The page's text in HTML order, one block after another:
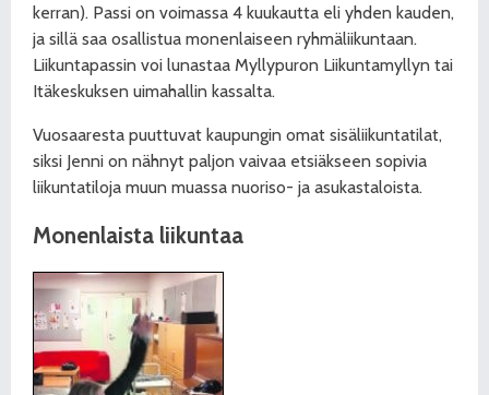
kerran). Passi on voimassa 4 kuukautta eli yhden kauden,
ja sillä saa osallistua monenlaiseen ryhmäliikuntaan.
Liikuntapassin voi lunastaa Myllypuron Liikuntamyllyn tai
Itäkeskuksen uimahallin kassalta.
Vuosaaresta puuttuvat kaupungin omat sisäliikuntatilat,
siksi Jenni on nähnyt paljon vaivaa etsiäkseen sopivia
liikuntatiloja muun muassa nuoriso- ja asukastaloista.
Monenlaista liikuntaa